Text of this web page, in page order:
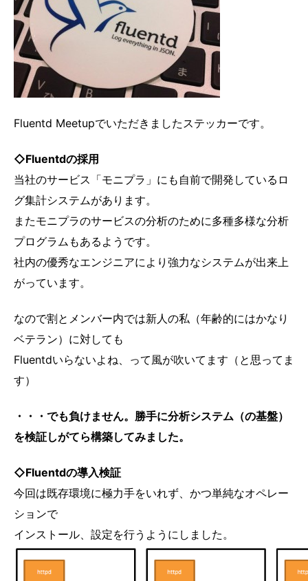
Fluentd Meetupでいただきましたステッカーです。
◇Fluentdの採用
当社のサービス「モニプラ」にも自前で開発しているロ
グ集計システムがあります。
またモニプラのサービスの分析のために多種多様な分析
プログラムもあるようです。
社内の優秀なエンジニアにより強力なシステムが出来上
がっています。
なので割とメンバー内では新人の私（年齢的にはかなり
ベテラン）に対しても
Fluentdいらないよね、って風が吹いてます（と思ってま
す）
・・・でも負けません。勝手に分析システム（の基盤）
を検証しがてら構築してみました。
◇Fluentdの導入検証
今回は既存環境に極力手をいれず、かつ単純なオペレー
ションで
インストール、設定を行うようにしました。